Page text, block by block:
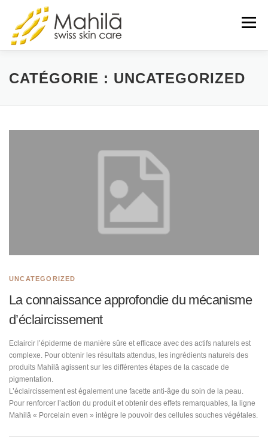
Menu
LA MARQUE CART
CATÉGORIE : UNCATEGORIZED
UNCATEGORIZED
La connaissance approfondie du mécanisme
d’éclaircissement
Eclaircir l’épiderme de manière sûre et efficace avec des actifs naturels est
complexe. Pour obtenir les résultats attendus, les ingrédients naturels des
produits Mahilā agissent sur les différentes étapes de la cascade de
pigmentation.
L’éclaircissement est également une facette anti-âge du soin de la peau.
Pour renforcer l’action du produit et obtenir des effets remarquables, la ligne
Mahilā « Porcelain even » intègre le pouvoir des cellules souches végétales.